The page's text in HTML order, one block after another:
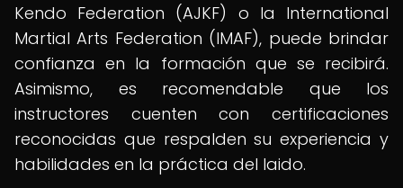
Kendo Federation (AJKF) o la International
Martial Arts Federation (IMAF), puede brindar
confianza en la formación que se recibirá.
Asimismo, es recomendable que los
instructores cuenten con certificaciones
reconocidas que respalden su experiencia y
habilidades en la práctica del Iaido.